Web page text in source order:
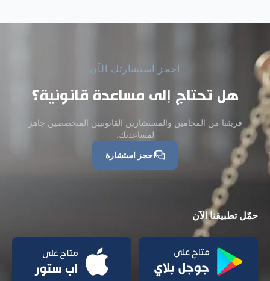
احجز استشارتك الآن
هل تحتاج إلى مساعدة قانونية؟
فريقنا من المحامين والمستشارين القانونيين المتخصصين جاهز
لمساعدتك.
احجز استشارة
حمّل تطبيقنا الآن